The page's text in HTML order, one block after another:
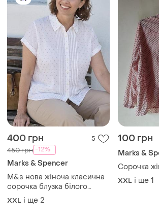
400 грн 5
450 грн -12%
Marks & Spencer
M&s нова жіноча класична
сорочка блузка білого
кольору з коротким
рукавом великий розмір 20
XXL і ще 2
100 грн
Marks &
Сорочка
XXL і ще 1